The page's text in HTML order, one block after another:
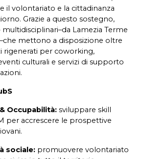
il volontariato e la cittadinanza
Grazie a questo sostegno,
Lamezia Terme
mettono a disposizione oltre
rigenerati per coworking,
culturali e servizi di supporto
Occupabilità: sviluppare skill
per accrescere le prospettive
sociale: promuovere volontariato